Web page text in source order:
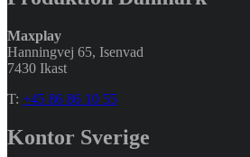
Maxplay
Hanningvej 65, Isenvad
7430 Ikast
T: +45 86 86 10 55
Kontor Sverige